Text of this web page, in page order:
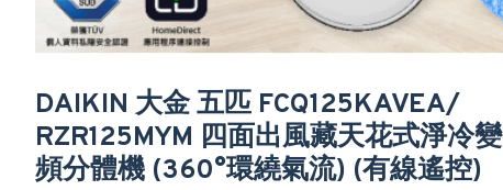
DAIKIN 大金 五匹 FCQ125KAVEA/
RZR125MYM 四面出風藏天花式淨冷變
頻分體機 (360°環繞氣流) (有線遙控)